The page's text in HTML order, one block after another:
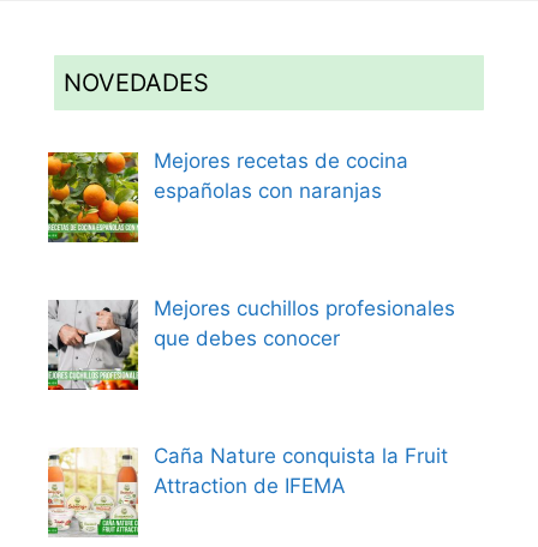
NOVEDADES
Mejores recetas de cocina
españolas con naranjas
Mejores cuchillos profesionales
que debes conocer
Caña Nature conquista la Fruit
Attraction de IFEMA